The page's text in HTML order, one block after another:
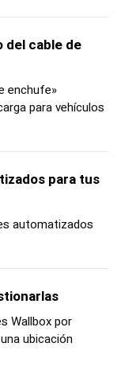
del cable de
enchufe»
para vehículos
para tus
automatizados
Wallbox por
ubicación